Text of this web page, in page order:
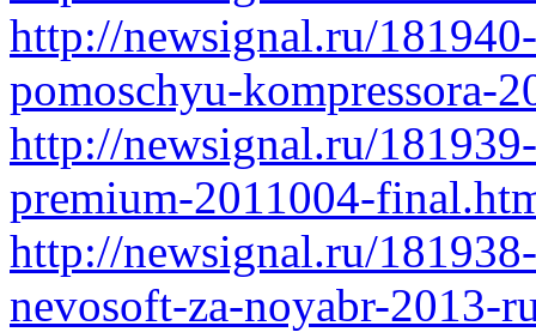
http://newsignal.ru/
pomoschyu-kompressora-
http://newsignal.ru/
premium-2011004-
http://newsignal.ru/
nevosoft-za-noyabr-2013-